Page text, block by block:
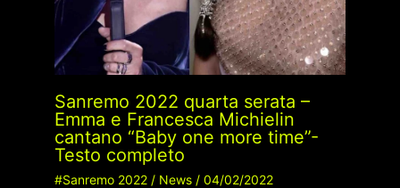
Sanremo 2022 quarta serata –
Emma e Francesca Michielin
cantano “Baby one more time”-
Testo completo
#Sanremo 2022/ News/ 04/02/2022